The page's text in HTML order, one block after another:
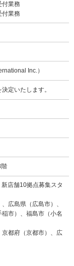
業務
業務
Inc.）
定いたします。
店舗10拠点募集スタ
広島県（広島市）、
市）、福島市（小名
都府（京都市）、広